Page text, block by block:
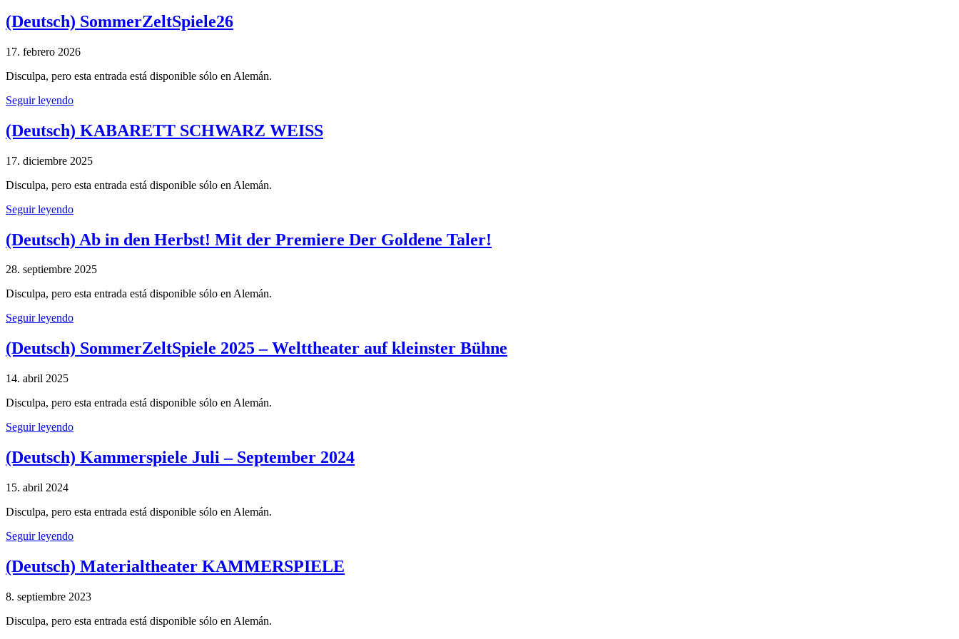
(Deutsch) SommerZeltSpiele26
17. febrero 2026
Disculpa, pero esta entrada está disponible sólo en Alemán.
Seguir leyendo
(Deutsch) KABARETT SCHWARZ WEISS
17. diciembre 2025
Disculpa, pero esta entrada está disponible sólo en Alemán.
Seguir leyendo
(Deutsch) Ab in den Herbst! Mit der Premiere Der Goldene Taler!
28. septiembre 2025
Disculpa, pero esta entrada está disponible sólo en Alemán.
Seguir leyendo
(Deutsch) SommerZeltSpiele 2025 – Welttheater auf kleinster Bühne
14. abril 2025
Disculpa, pero esta entrada está disponible sólo en Alemán.
Seguir leyendo
(Deutsch) Kammerspiele Juli – September 2024
15. abril 2024
Disculpa, pero esta entrada está disponible sólo en Alemán.
Seguir leyendo
(Deutsch) Materialtheater KAMMERSPIELE
8. septiembre 2023
Disculpa, pero esta entrada está disponible sólo en Alemán.